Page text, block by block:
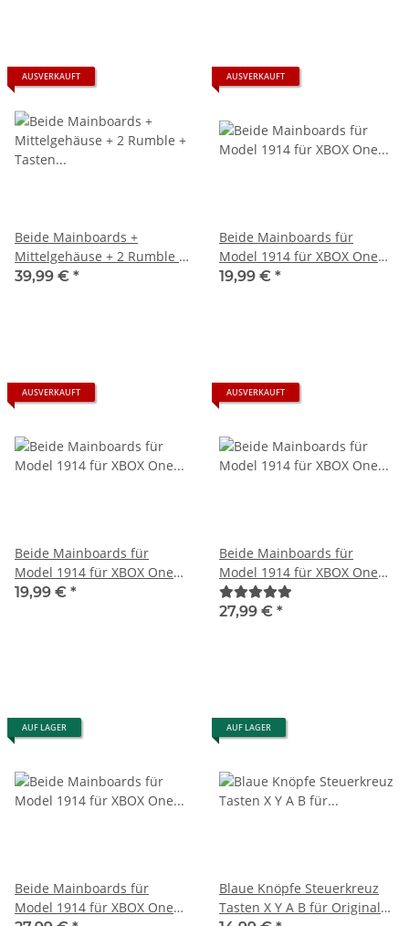
AUSVERKAUFT
Beide Mainboards +
Mittelgehäuse + 2 Rumble +
Tasten für Model 1914 für
39,99 € *
AUSVERKAUFT
Beide Mainboards für
Model 1914 für XBOX One
Controller - Defekt
19,99 € *
AUSVERKAUFT
Beide Mainboards für
Model 1914 für XBOX One
Controller - USB Port Defekt
19,99 € *
AUSVERKAUFT
Beide Mainboards für
Model 1914 für XBOX One
Controller - voll
funktionsfähig
27,99 € *
AUF LAGER
Beide Mainboards für
Model 1914 für XBOX One
AUF LAGER
Blaue Knöpfe Steuerkreuz
Tasten X Y A B für Original